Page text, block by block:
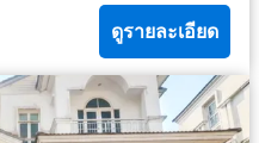
ดูรายละเอียด